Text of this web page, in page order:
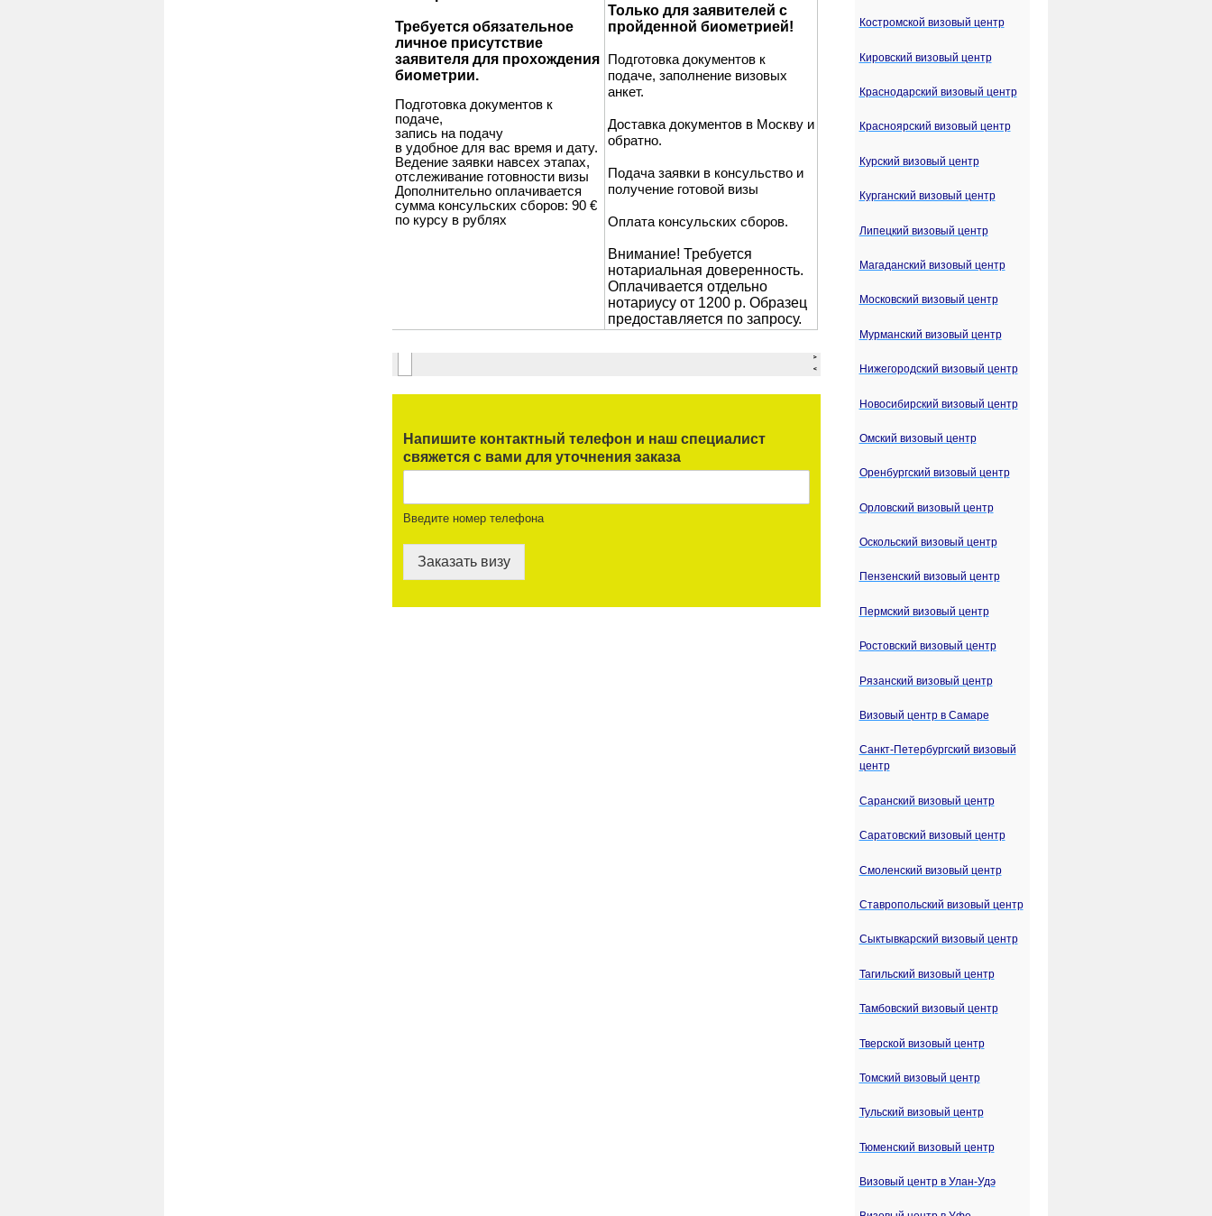
Напишите контактный телефон и наш специалист
свяжется с вами для уточнения заказа
Введите номер телефона
Заказать визу
Костромской визовый центр
Кировский визовый центр
Краснодарский визовый центр
Красноярский визовый центр
Курский визовый центр
Курганский визовый центр
Липецкий визовый центр
Магаданский визовый центр
Московский визовый центр
Мурманский визовый центр
Нижегородский визовый центр
Новосибирский визовый центр
Омский визовый центр
Оренбургский визовый центр
Орловский визовый центр
Оскольский визовый центр
Пензенский визовый центр
Пермский визовый центр
Ростовский визовый центр
Рязанский визовый центр
Визовый центр в Самаре
Санкт-Петербургский визовый
центр
Саранский визовый центр
Саратовский визовый центр
Смоленский визовый центр
Ставропольский визовый центр
Сыктывкарский визовый центр
Тагильский визовый центр
Тамбовский визовый центр
Тверской визовый центр
Томский визовый центр
Тульский визовый центр
Тюменский визовый центр
Визовый центр в Улан-Удэ